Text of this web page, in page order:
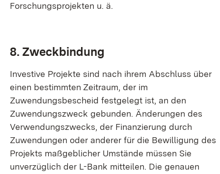
Forschungsprojekten u. ä.
8. Zweckbindung
Investive Projekte sind nach ihrem Abschluss über
einen bestimmten Zeitraum, der im
Zuwendungsbescheid festgelegt ist, an den
Zuwendungszweck gebunden. Änderungen des
Verwendungszwecks, der Finanzierung durch
Zuwendungen oder anderer für die Bewilligung des
Projekts maßgeblicher Umstände müssen Sie
unverzüglich der L-Bank mitteilen. Die genauen